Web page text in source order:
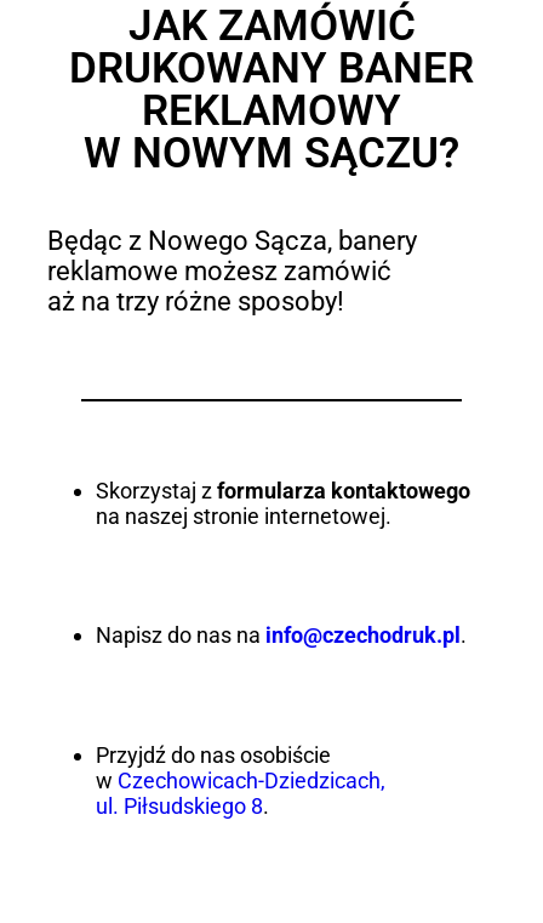
JAK ZAMÓWIĆ
DRUKOWANY BANER
REKLAMOWY
W NOWYM SĄCZU?
Będąc z Nowego Sącza, banery
reklamowe możesz zamówić
aż na trzy różne sposoby!
Skorzystaj zformularza kontaktowego
na naszej stronie internetowej.
Napisz do nas na info@czechodruk.pl .
Przyjdź do nas osobiście
w Czechowicach-Dziedzicach,
ul. Piłsudskiego 8.